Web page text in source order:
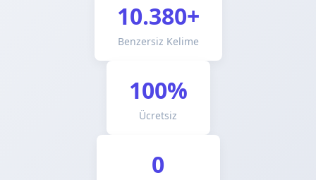
10.380+
Benzersiz Kelime
100%
Ücretsiz
0